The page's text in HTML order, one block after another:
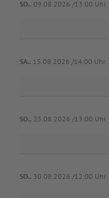
SO.. 09.08.2026 /13:00 Uhr
SA.. 15.08.2026 /14:00 Uhr
SO.. 23.08.2026 /13:00 Uhr
SO.. 30.08.2026 /12:00 Uhr